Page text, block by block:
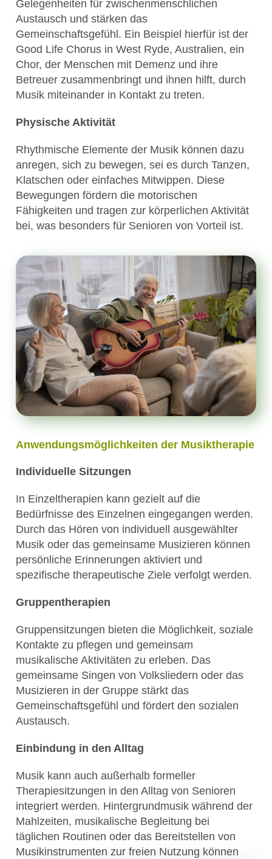
Gelegenheiten für zwischenmenschlichen
Austausch und stärken das
Gemeinschaftsgefühl. Ein Beispiel hierfür ist der
Good Life Chorus in West Ryde, Australien, ein
Chor, der Menschen mit Demenz und ihre
Betreuer zusammenbringt und ihnen hilft, durch
Musik miteinander in Kontakt zu treten.
Physische Aktivität
Rhythmische Elemente der Musik können dazu
anregen, sich zu bewegen, sei es durch Tanzen,
Klatschen oder einfaches Mitwippen. Diese
Bewegungen fördern die motorischen
Fähigkeiten und tragen zur körperlichen Aktivität
bei, was besonders für Senioren von Vorteil ist.
Anwendungsmöglichkeiten der Musiktherapie
Individuelle Sitzungen
In Einzeltherapien kann gezielt auf die
Bedürfnisse des Einzelnen eingegangen werden.
Durch das Hören von individuell ausgewählter
Musik oder das gemeinsame Musizieren können
persönliche Erinnerungen aktiviert und
spezifische therapeutische Ziele verfolgt werden.
Gruppentherapien
Gruppensitzungen bieten die Möglichkeit, soziale
Kontakte zu pflegen und gemeinsam
musikalische Aktivitäten zu erleben. Das
gemeinsame Singen von Volksliedern oder das
Musizieren in der Gruppe stärkt das
Gemeinschaftsgefühl und fördert den sozialen
Austausch.
Einbindung in den Alltag
Musik kann auch außerhalb formeller
Therapiesitzungen in den Alltag von Senioren
integriert werden. Hintergrundmusik während der
Mahlzeiten, musikalische Begleitung bei
täglichen Routinen oder das Bereitstellen von
Musikinstrumenten zur freien Nutzung können